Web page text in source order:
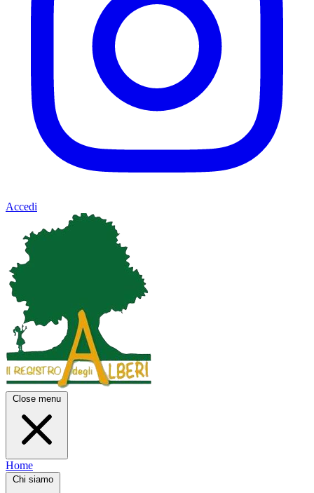
Accedi
Close menu
Home
Chi siamo